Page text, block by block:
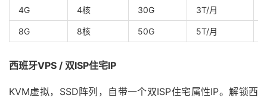
4G 4核 30G 3T/月
8G 8核 50G 5T/月
西班牙VPS / 双ISP住宅IP
KVM虚拟，SSD阵列，自带一个双ISP住宅属性IP。解锁西